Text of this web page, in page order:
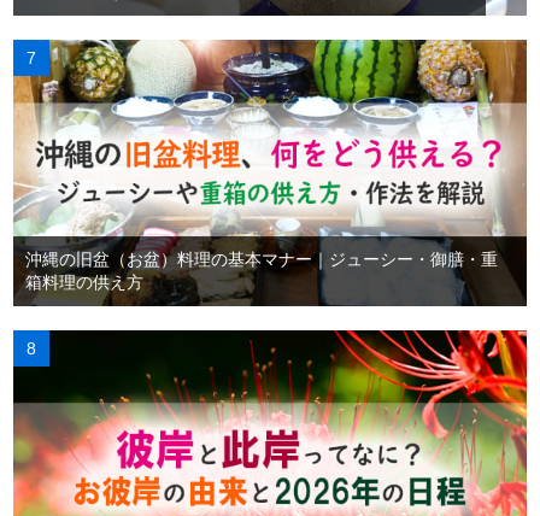
沖縄の旧盆（お盆）料理の基本マナー｜ジューシー・御膳・重
箱料理の供え方